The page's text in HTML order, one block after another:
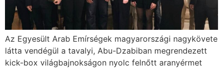
Az Egyesült Arab Emírségek magyarországi nagykövete
látta vendégül a tavalyi, Abu-Dzabiban megrendezett
kick-box világbajnokságon nyolc felnőtt aranyérmet